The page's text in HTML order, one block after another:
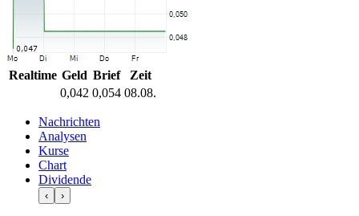
Realtime Geld Brief
Zeit
0,042 0,054 08.08.
Nachrichten
Analysen
Kurse
Chart
Dividende
‹ ›